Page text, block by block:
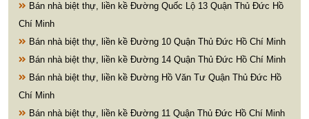
Bán nhà biệt thự, liền kề Đường Quốc Lộ 13 Quận Thủ Đức Hồ
Chí Minh
Bán nhà biệt thự, liền kề Đường 10 Quận Thủ Đức Hồ Chí Minh
Bán nhà biệt thự, liền kề Đường 14 Quận Thủ Đức Hồ Chí Minh
Bán nhà biệt thự, liền kề Đường Hồ Văn Tư Quận Thủ Đức Hồ
Chí Minh
Bán nhà biệt thự, liền kề Đường 11 Quận Thủ Đức Hồ Chí Minh